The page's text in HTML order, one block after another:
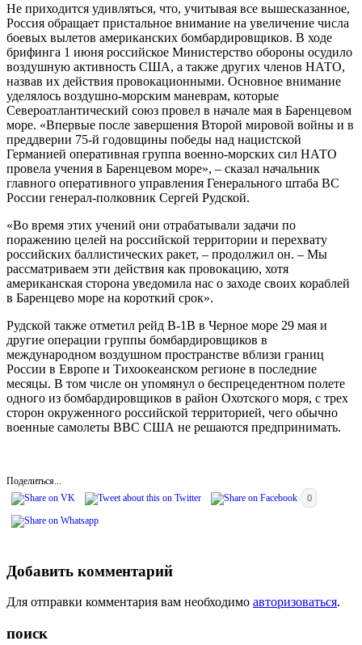
Не приходится удивляться, что, учитывая все вышесказанное,
Россия обращает пристальное внимание на увеличение числа
боевых вылетов американских бомбардировщиков. В ходе
брифинга 1 июня российское Министерство обороны осудило
воздушную активность США, а также других членов НАТО,
назвав их действия провокационными. Основное внимание
уделялось воздушно-морским маневрам, которые
Североатлантический союз провел в начале мая в Баренцевом
море. «Впервые после завершения Второй мировой войны и в
преддверии 75-й годовщины победы над нацистской
Германией оперативная группа военно-морских сил НАТО
провела учения в Баренцевом море», – сказал начальник
главного оперативного управления Генерального штаба ВС
России генерал-полковник Сергей Рудской.
«Во время этих учений они отрабатывали задачи по
поражению целей на российской территории и перехвату
российских баллистических ракет, – продолжил он. – Мы
рассматриваем эти действия как провокацию, хотя
американская сторона уведомила нас о заходе своих кораблей
в Баренцево море на короткий срок».
Рудской также отметил рейд В-1В в Черное море 29 мая и
другие операции группы бомбардировщиков в
международном воздушном пространстве вблизи границ
России в Европе и Тихоокеанском регионе в последние
месяцы. В том числе он упомянул о беспрецедентном полете
одного из бомбардировщиков в район Охотского моря, с трех
сторон окруженного российской территорией, чего обычно
военные самолеты ВВС США не решаются предпринимать.
Поделиться...
0
Добавить комментарий
Для отправки комментария вам необходимо авторизоваться.
поиск